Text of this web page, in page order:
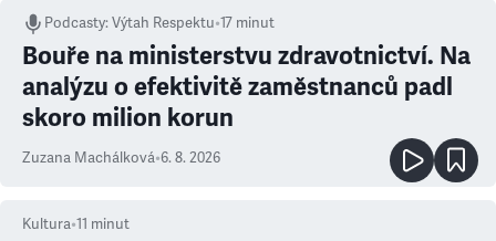
Podcasty:Výtah Respektu•17 minut
Bouře na ministerstvu zdravotnictví. Na
analýzu o efektivitě zaměstnanců padl
skoro milion korun
Zuzana Machálková•6. 8. 2026
Kultura•11 minut